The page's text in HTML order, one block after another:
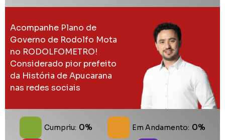
Acompanhe Plano de
Governo de Rodolfo Mota
no RODOLFOMETRO!
Considerado pior prefeito
da História de Apucarana
nas redes sociais
Cumpriu: 0% Em Andamento: 0%